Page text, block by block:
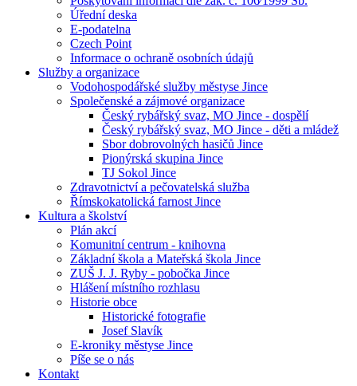
Úřední deska
E-podatelna
Czech Point
Informace o ochraně osobních údajů
Služby a organizace
Vodohospodářské služby městyse Jince
Společenské a zájmové organizace
Český rybářský svaz, MO Jince - dospělí
Český rybářský svaz, MO Jince - děti a mládež
Sbor dobrovolných hasičů Jince
Pionýrská skupina Jince
TJ Sokol Jince
Zdravotnictví a pečovatelská služba
Římskokatolická farnost Jince
Kultura a školství
Plán akcí
Komunitní centrum - knihovna
Základní škola a Mateřská škola Jince
ZUŠ J. J. Ryby - pobočka Jince
Hlášení místního rozhlasu
Historie obce
Historické fotografie
Josef Slavík
E-kroniky městyse Jince
Píše se o nás
Kontakt